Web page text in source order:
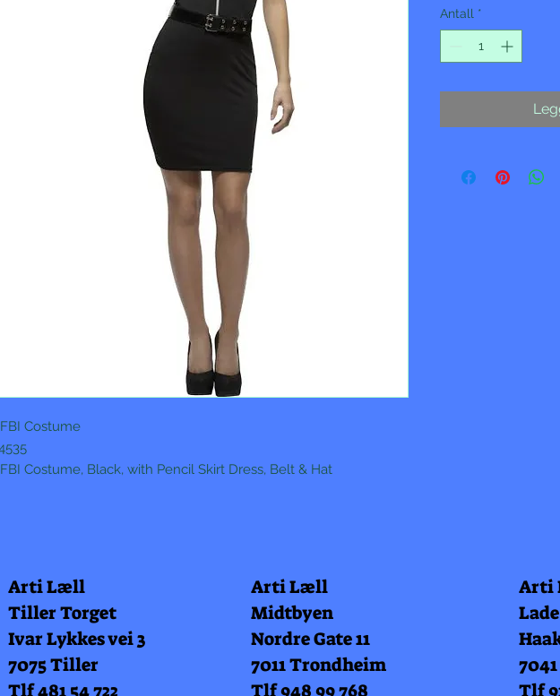
Costume
Costume, Black, with Pencil Skirt Dress, Belt & Hat
Antall *
Arti Læll
Tiller Torget
Ivar Lykkes vei 3
7075 Tiller
Tlf 481 54 722
Arti Læll
Midtbyen
Nordre Gate 11
7011 Trondheim
Tlf 948 99 768
Arti
Tlf